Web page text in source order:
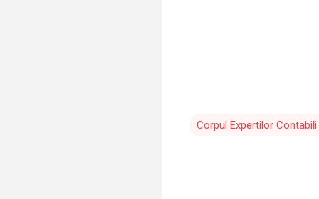
Corpul Expertilor Contabili